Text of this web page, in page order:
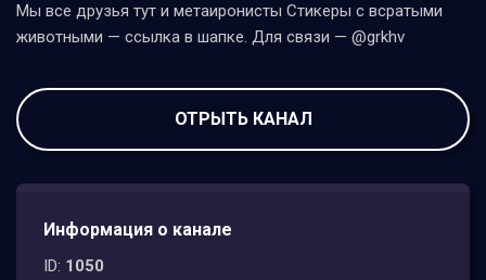
Мы все друзья тут и метаиронисты Стикеры с всратыми
животными — ссылка в шапке. Для связи — @grkhv
ОТРЫТЬ КАНАЛ
Информация о канале
ID: 1050